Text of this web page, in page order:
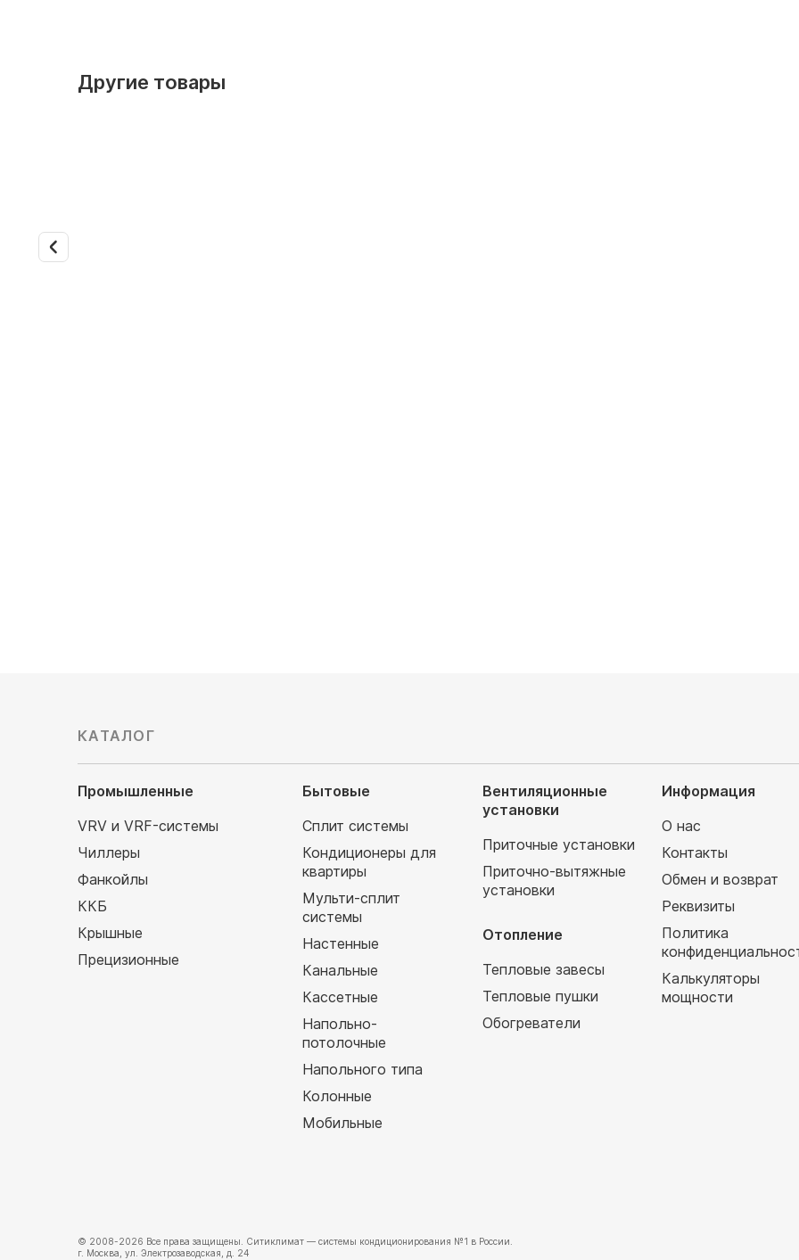
Другие товары
КАТАЛОГ
Промышленные
VRV и VRF-системы
Чиллеры
Фанкойлы
ККБ
Крышные
Прецизионные
Бытовые
Сплит системы
Кондиционеры для
квартиры
Мульти-сплит
системы
Настенные
Канальные
Кассетные
Напольно-
потолочные
Напольного типа
Колонные
Мобильные
Вентиляционные
установки
Приточные установки
Приточно-вытяжные
установки
Отопление
Тепловые завесы
Тепловые пушки
Обогреватели
Информация
О нас
Контакты
Обмен и возврат
Реквизиты
Политика
Калькуляторы
мощности
© 2008-2026 Все права защищены. Ситиклимат — системы кондиционирования №1 в России.
г. Москва, ул. Электрозаводская, д. 24